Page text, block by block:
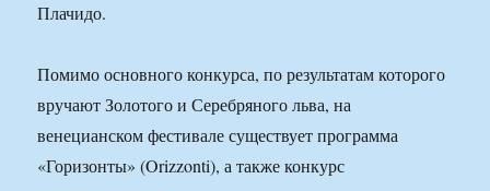
Плачидо.
Помимо основного конкурса, по результатам которого
вручают Золотого и Серебряного льва, на
венецианском фестивале существует программа
«Горизонты» (Orizzonti), а также конкурс